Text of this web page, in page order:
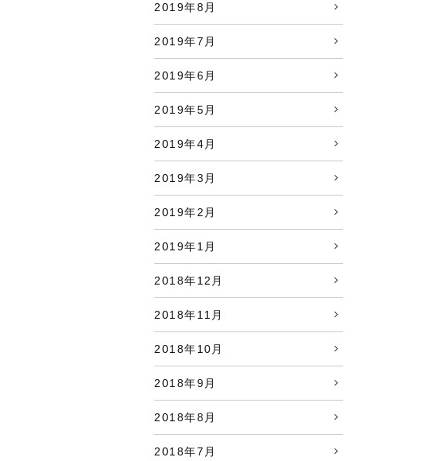
2019年8月
2019年7月
2019年6月
2019年5月
2019年4月
2019年3月
2019年2月
2019年1月
2018年12月
2018年11月
2018年10月
2018年9月
2018年8月
2018年7月